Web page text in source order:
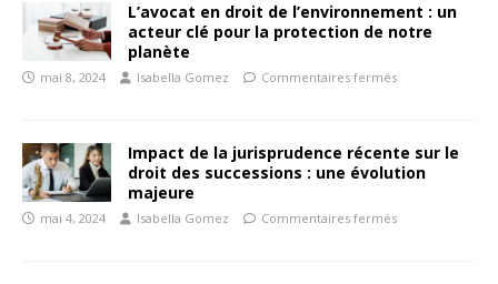
L’avocat en droit de l’environnement : un
acteur clé pour la protection de notre
planète
mai 8, 2024 Isabella Gomez Commentaires fermés
Impact de la jurisprudence récente sur le
droit des successions : une évolution
majeure
mai 4, 2024 Isabella Gomez Commentaires fermés